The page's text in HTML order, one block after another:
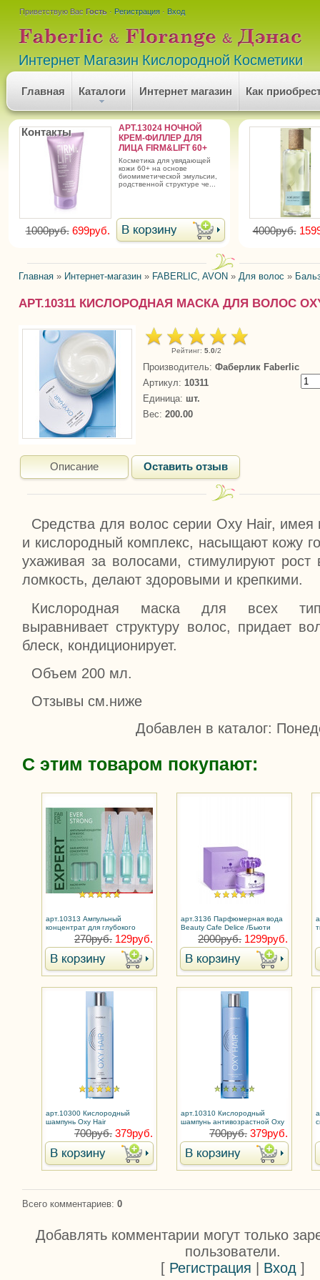
Приветствую Вас Гость · Регистрация · Вход
Интернет Магазин Кислородной Косметики
Главная Каталоги Интернет магазин Как
Контакты
АРТ.13024 НОЧНОЙ
КРЕМ-ФИЛЛЕР ДЛЯ
ЛИЦА FIRM&LIFT 60+
косметика для увядающей
кожи 60+ на основе
биомиметической эмульсии,
родственной структуре че...
1000руб. 699руб. 4000руб.
Главная » Интернет-магазин » FABERLIC, AVON » Для волос »
АРТ.10311 КИСЛОРОДНАЯ МАСКА ДЛЯ ВОЛОС
Рейтинг: 5.0/2
Производитель: Фаберлик Faberlic
Артикул: 10311
Единица: шт.
Вес: 200.00
Описание Оставить отзыв
Средства для волос серии Oxy Hair, имея
и кислородный комплекс, насыщают кожу
ухаживая за волосами, стимулируют
ломкость, делают здоровыми и крепкими.
Кислородная маска для всех
выравнивает структуру волос, придает
блеск, кондиционирует.
Объем 200 мл.
Отзывы см.ниже
Добавлен в каталог:
С этим товаром покупают:
арт.10313 Ампульный
концентрат для глубокого
восстановления волос
Everstrong270руб. 129руб.
арт.3136 Парфюмерная вода
Beauty Cafe Delice /Бьюти
Кафе Делис/ для женщин
2000руб. 1299руб.
арт.10300 Кислородный
шампунь Oxy Hair
700руб. 379руб.
арт.10310 Кислородный
шампунь антивозрастной Oxy
700руб. 379руб.
Всего комментариев: 0
Добавлять комментарии могут только
пользователи.
[ Регистрация Вход ]